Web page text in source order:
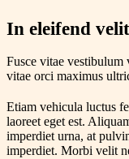
In eleifend
Fusce vitae vestibulum
vitae orci maximus
Etiam vehicula luctus
laoreet eget est.
imperdiet urna, at
imperdiet. Morbi velit